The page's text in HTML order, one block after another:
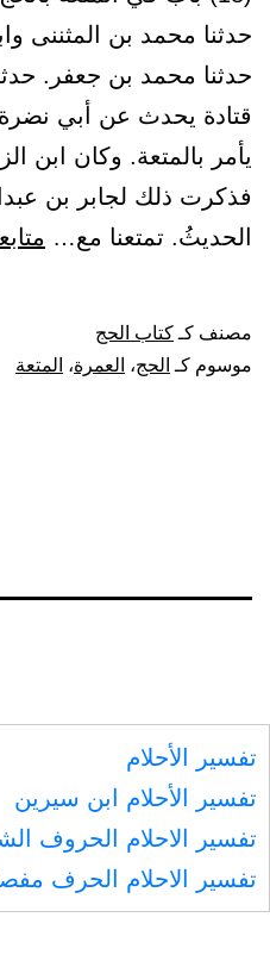
حدثنا محمد بن المثننى
حدثنا محمد بن جعفر.
قتادة يحدث عن أبي
يأمر بالمتعة. وكان ابن
فذكرت ذلك لجابر بن
الحديثُ. تمتعنا مع…
مصنف كـ كتاب الحج
موسوم كـ الحج، العمرة، المتعة
المقالات
تفسير الأحلام
تفسير الأحلام ابن سيرين
تفسير الاحلام الحروف
تفسير الاحلام الحرف